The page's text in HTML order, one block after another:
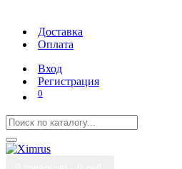
Доставка
Оплата
Вход
Регистрация
0